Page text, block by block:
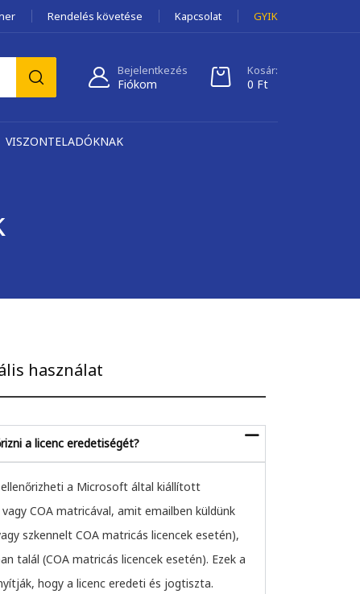
Rendelés követése Kapcsolat GYIK
Bejelentkezés
Fiókom
Kosár:
0 Ft
VISZONTELADÓKNAK
használat
a licenc eredetiségét?
a Microsoft által kiállított
COA matricával, amit emailben küldünk
szkennelt COA matricás licencek esetén),
talál (COA matricás licencek esetén). Ezek a
hogy a licenc eredeti és jogtiszta.